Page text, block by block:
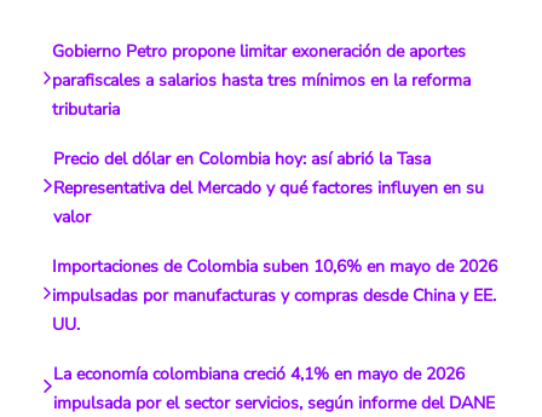
Gobierno Petro propone limitar exoneración de aportes
parafiscales a salarios hasta tres mínimos en la reforma
tributaria
Precio del dólar en Colombia hoy: así abrió la Tasa
Representativa del Mercado y qué factores influyen en su
valor
Importaciones de Colombia suben 10,6% en mayo de 2026
impulsadas por manufacturas y compras desde China y EE.
UU.
La economía colombiana creció 4,1% en mayo de 2026
impulsada por el sector servicios, según informe del DANE